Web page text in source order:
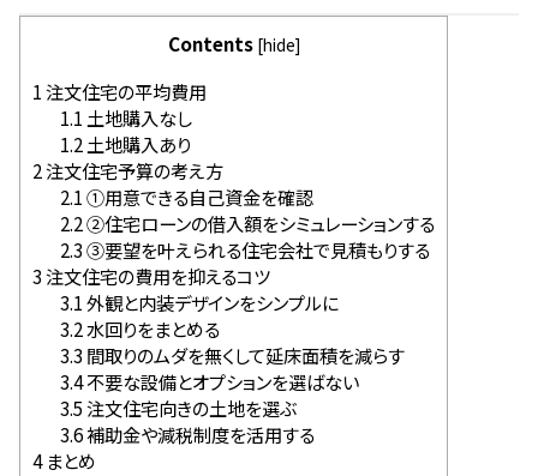
Contents [hide]
1注文住宅の平均費用
1.1 土地購入なし
1.2土地購入あり
2注文住宅予算の考え方
2.1①用意できる自己資金を確認
2.2②住宅ローンの借入額をシミュレーションする
2.3③要望を叶えられる住宅会社で見積もりする
3注文住宅の費用を抑えるコツ
3.1外観と内装デザインをシンプルに
3.2水回りをまとめる
3.3 間取りのムダを無くして延床面積を減らす
3.4不要な設備とオプションを選ばない
3.5注文住宅向きの土地を選ぶ
3.6補助金や減税制度を活用する
4まとめ